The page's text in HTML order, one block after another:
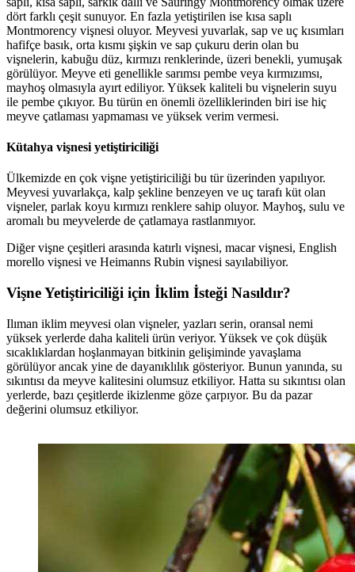
dört farklı çeşit sunuyor. En fazla yetiştirilen ise kısa saplı
Montmorency vişnesi oluyor. Meyvesi yuvarlak, sap ve uç kısımları
hafifçe basık, orta kısmı şişkin ve sap çukuru derin olan bu
vişnelerin, kabuğu düz, kırmızı renklerinde, üzeri benekli, yumuşak
görülüyor. Meyve eti genellikle sarımsı pembe veya kırmızımsı,
mayhoş olmasıyla ayırt ediliyor. Yüksek kaliteli bu vişnelerin suyu
ile pembe çıkıyor. Bu türün en önemli özelliklerinden biri ise hiç
meyve çatlaması yapmaması ve yüksek verim vermesi.
Kütahya vişnesi yetiştiriciliği
Ülkemizde en çok vişne yetiştiriciliği bu tür üzerinden yapılıyor.
Meyvesi yuvarlakça, kalp şekline benzeyen ve uç tarafı küt olan
vişneler, parlak koyu kırmızı renklere sahip oluyor. Mayhoş, sulu ve
aromalı bu meyvelerde de çatlamaya rastlanmıyor.
Diğer vişne çeşitleri arasında katırlı vişnesi, macar vişnesi, English
morello vişnesi ve Heimanns Rubin vişnesi sayılabiliyor.
Vişne Yetiştiriciliği için İklim İsteği Nasıldır?
Ilıman iklim meyvesi olan vişneler, yazları serin, oransal nemi
yüksek yerlerde daha kaliteli ürün veriyor. Yüksek ve çok düşük
sıcaklıklardan hoşlanmayan bitkinin gelişiminde yavaşlama
görülüyor ancak yine de dayanıklılık gösteriyor. Bunun yanında, su
sıkıntısı da meyve kalitesini olumsuz etkiliyor. Hatta su sıkıntısı olan
yerlerde, bazı çeşitlerde ikizlenme göze çarpıyor. Bu da pazar
değerini olumsuz etkiliyor.